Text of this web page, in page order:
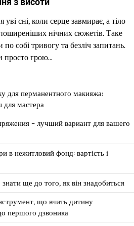
уві сні, коли серце завмирає, а тіло
нічних сюжетів. Таке
собі тривогу та безліч запитань.
просто грою…
для перманентного макияжа:
для мастера
– лучший вариант для вашего
в нежитловий фонд: вартість і
ще до того, як він знадобиться
що вчить дитину
першого дзвоника